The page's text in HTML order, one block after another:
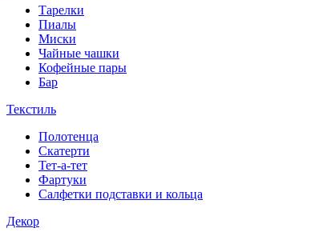
Тарелки
Пиалы
Миски
Чайные чашки
Кофейные пары
Бар
Текстиль
Полотенца
Скатерти
Тет-а-тет
Фартуки
Салфетки подставки и кольца
Декор